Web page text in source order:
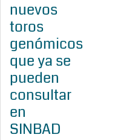
nuevos
toros
genómicos
que ya se
pueden
consultar
en
SINBAD